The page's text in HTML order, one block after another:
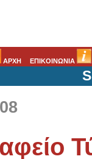
ΑΡΧΗ ΕΠΙΚΟΙΝΩΝΙΑ